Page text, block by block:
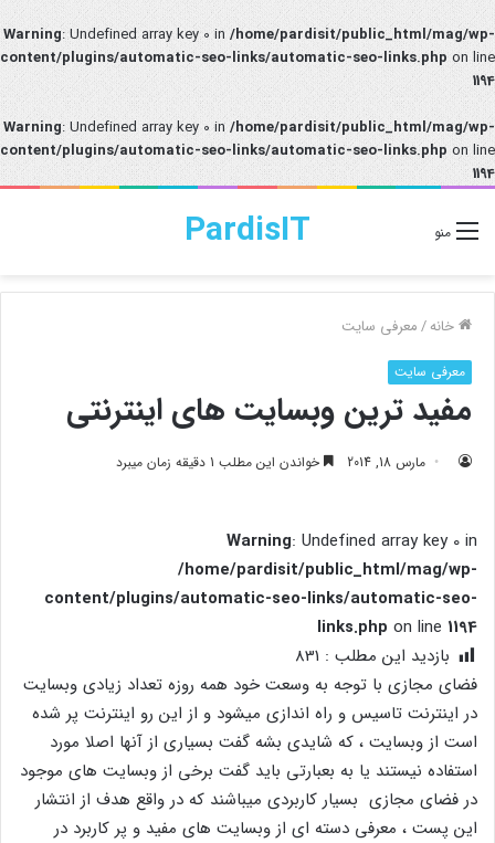
Warning: Undefined array key 0 in /home/pardisit/public_html/mag/wp-
content/plugins/automatic-seo-links/automatic-seo-links.php on line
1194
Warning: Undefined array key 0 in/home/pardisit/public_html/mag/wp-
content/plugins/automatic-seo-links/automatic-seo-links.php on line
1194
PardisIT منو
خانه/معرفی سایت
معرفی سایت
مفید ترین وبسایت های اینترنتی
مارس 18, 2014 خواندن این مطلب 1 دقیقه زمان میبرد
Warning: Undefined array key 0 in
/home/pardisit/public_html/mag/wp-
content/plugins/automatic-seo-links/automatic-seo-
links.php on line 1194
بازدید این مطلب : 831
فضای مجازی با توجه به وسعت خود همه روزه تعداد زیادی وبسایت
در اینترنت تاسیس و راه اندازی میشود و از این رو اینترنت پر شده
است از وبسایت ، که شایدی بشه گفت بسیاری از آنها اصلا مورد
استفاده نیستند یا به بعبارتی باید گفت برخی از وبسایت های موجود
در فضای مجازی بسیار کاربردی میباشند که در واقع هدف از انتشار
این پست ، معرفی دسته ای از وبسایت های مفید و پر کاربرد در